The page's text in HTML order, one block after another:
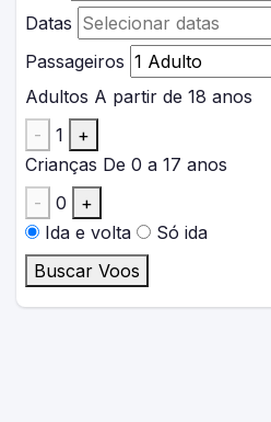
Datas
Passageiros
Adultos A partir de 18 anos
-
1
+
Crianças De 0 a 17 anos
-
0
+
Ida e volta
Só ida
Buscar Voos